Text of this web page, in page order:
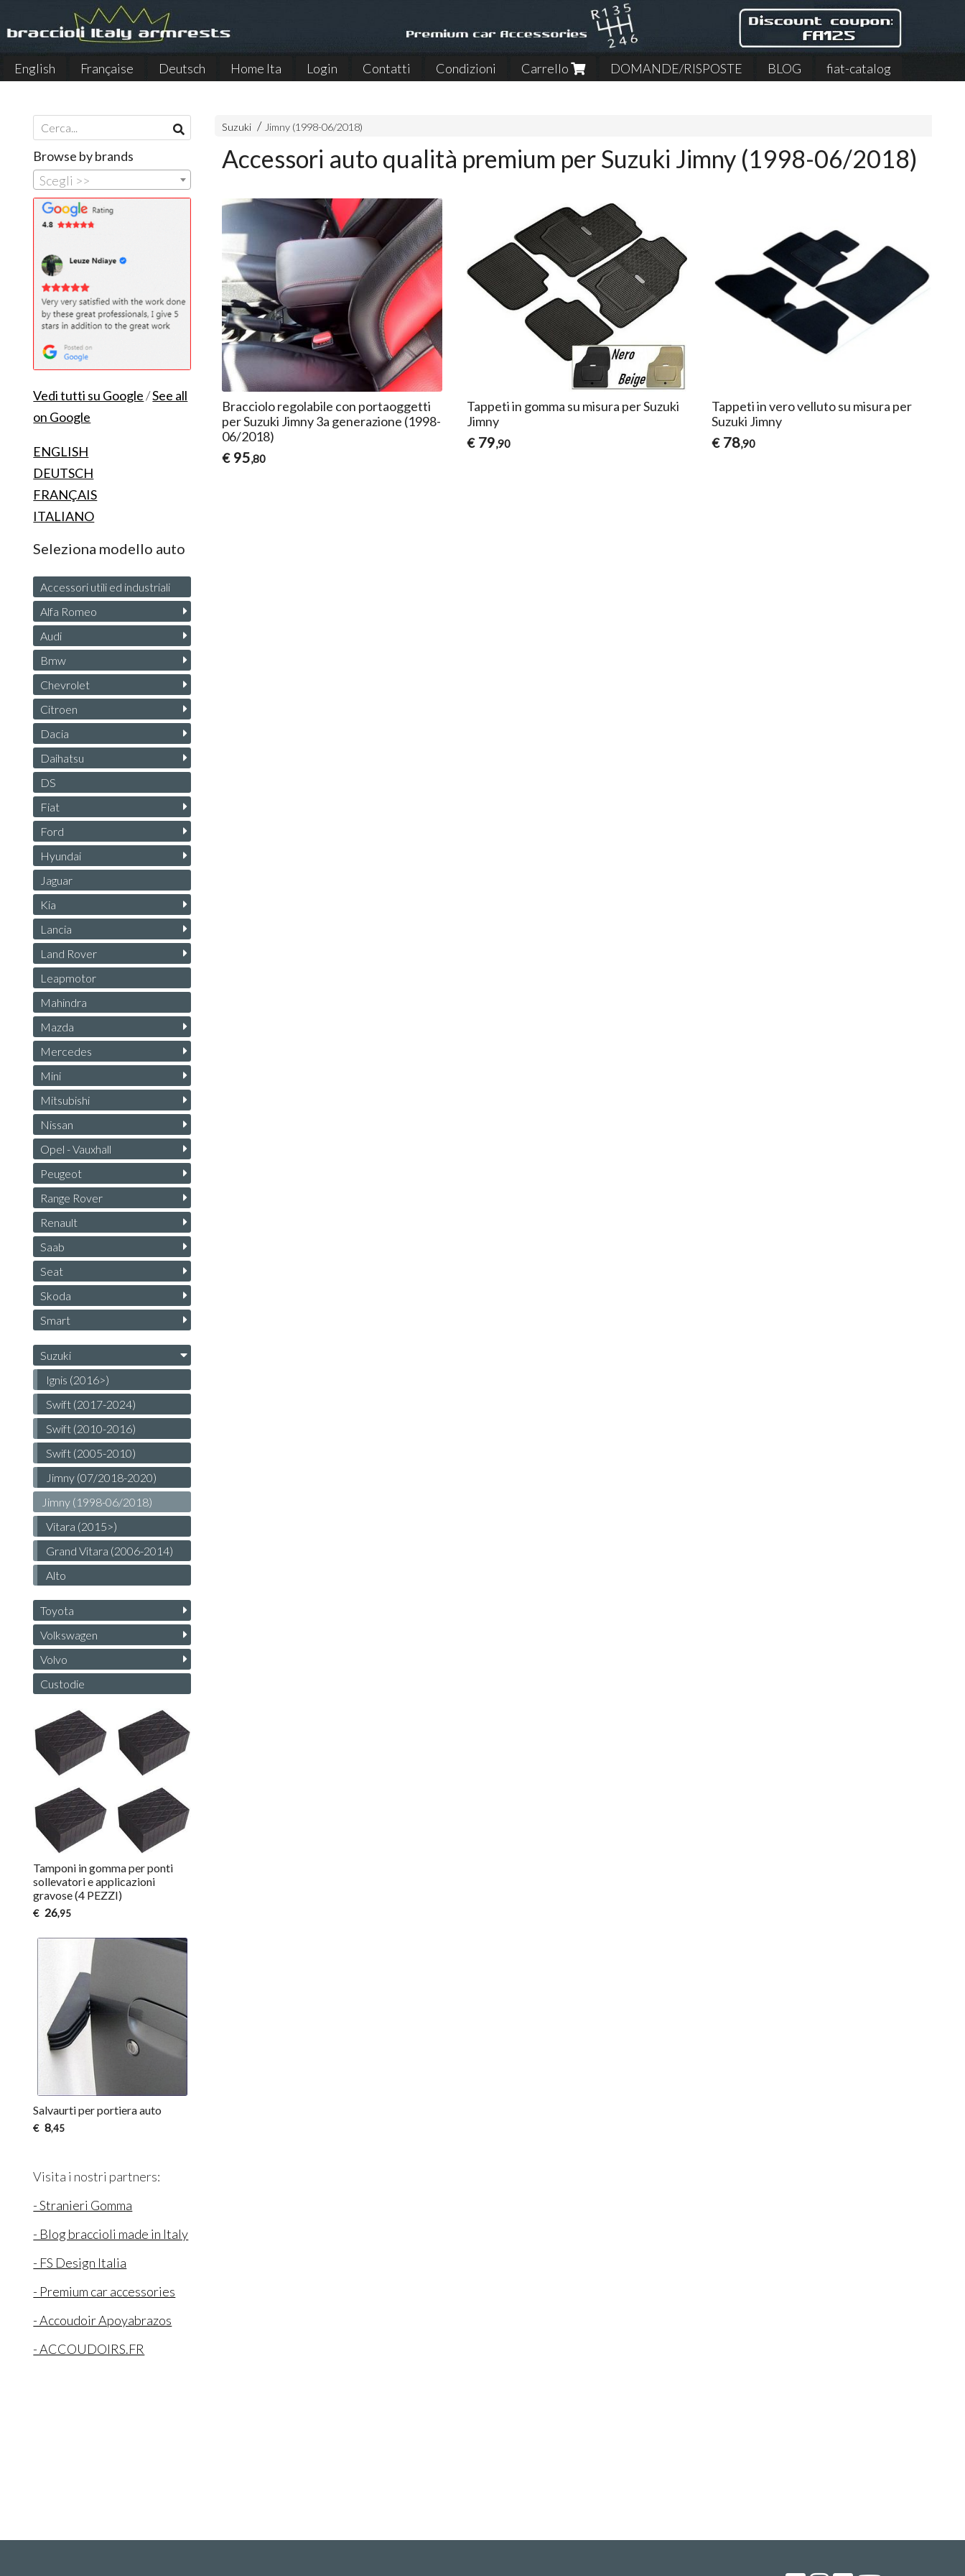
English Française Deutsch Home Ita Login Contatti Condizioni Carrello DOMANDE/RISPOSTE BLOG
fiat-catalog
Suzuki Jimny (1998-06/20​18)
Accessori auto qualità premium per Suzuki Jimny (1998-06/20​18)
Bracciolo regolabile con portaoggetti
per Suzuki Jimny 3a generazione (1998-
06/20​18)
€ 95,80
Tappeti in gomma su misura per Suzuki
Jimny
€ 79,90
Tappeti in vero velluto su misura per
Suzuki Jimny
€ 78,90
Browse by brands
Scegli >>
Vedi tutti su Google/See all
on Google
ENGLISH
DEUTSCH
FRANÇAIS
ITALIANO
Seleziona modello auto
Accessori utili ed industriali
Alfa Romeo
Audi
Bmw
Chevrolet
Citroen
Dacia
Daihatsu
DS
Fiat
Ford
Hyundai
Jaguar
Kia
Lancia
Land Rover
Leapmotor
Mahindra
Mazda
Mercedes
Mini
Mitsubishi
Nissan
Opel - Vauxhall
Peugeot
Range Rover
Renault
Saab
Seat
Skoda
Smart
Suzuki
Ignis (2016>)
Swift (2017-2024)
Swift (2010-2016)
Swift (2005-2010)
Jimny (07/2018-2020)
Jimny (1998-06/20​18)
Vitara (2015>)
Grand Vitara (2006-2014)
Alto
Toyota
Volkswagen
Volvo
Custodie
Tamponi in gomma per ponti
sollevatori e applicazioni
gravose (4 PEZZI)
€ 26,95
Salvaurti per portiera auto
€ 8,45
Visita i nostri partners:
- Stranieri Gomma
- Blog braccioli made in Italy
- FS Design Italia
- Premium car accessories
- Accoudoir Apoyabrazos
- ACCOUDOIRS.FR